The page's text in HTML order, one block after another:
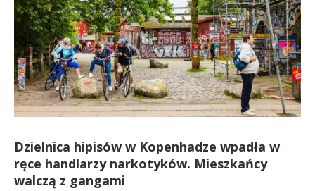
Dzielnica hipisów w Kopenhadze wpadła w
ręce handlarzy narkotyków. Mieszkańcy
walczą z gangami